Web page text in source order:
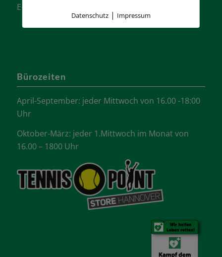
E-Mail:
Bürozeiten
April-September: jeder Mittwoch von 16.00 -18:00
Uhr
Oktober-März: jeder 1.Mittwoch im Monat von
16.00 – 1800 Uhr
Datenschutz| Impressum